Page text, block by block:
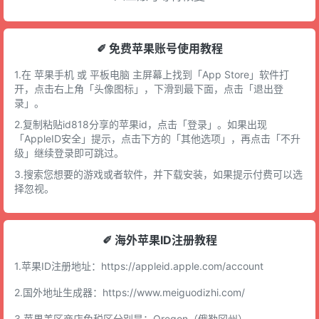
✐ 免费苹果账号使用教程
1.在 苹果手机 或 平板电脑 主屏幕上找到「App Store」软件打
开，点击右上角「头像图标」，下滑到最下面，点击「退出登
录」。
2.复制粘贴id818分享的苹果id，点击「登录」。如果出现
「AppleID安全」提示，点击下方的「其他选项」，再点击「不升
级」继续登录即可跳过。
3.搜索您想要的游戏或者软件，并下载安装，如果提示付费可以选
择忽视。
✐ 海外苹果ID注册教程
1.苹果ID注册地址： https://appleid.apple.com/account
2.国外地址生成器： https://www.meiguodizhi.com/